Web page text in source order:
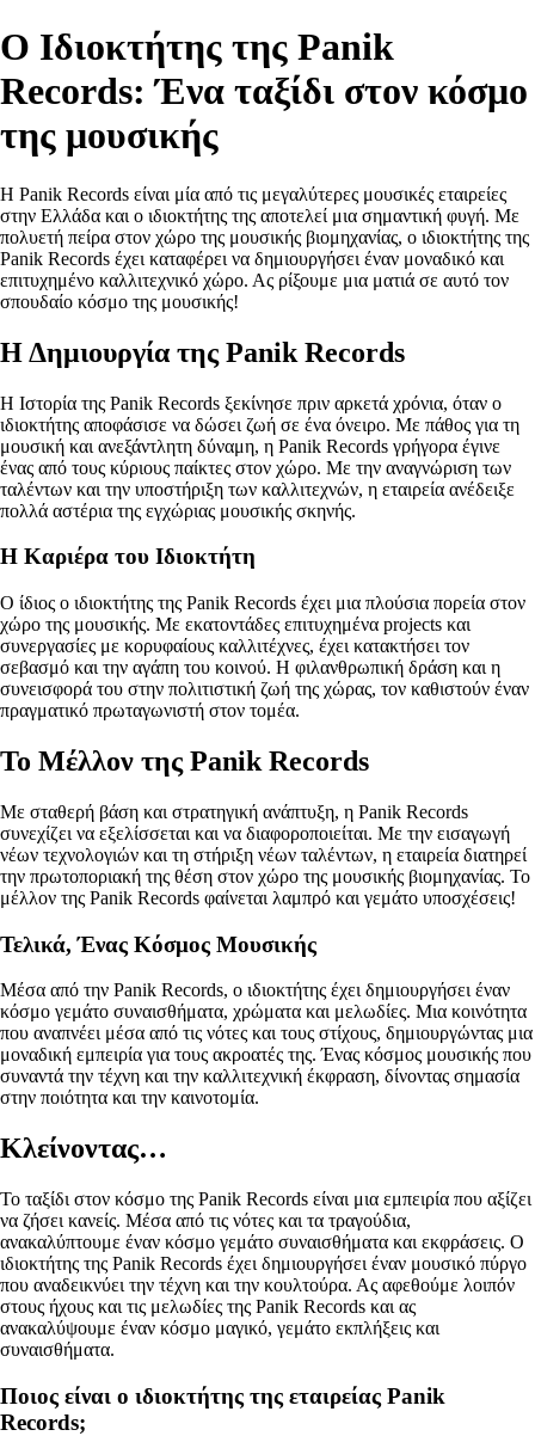
Ο Ιδιοκτήτης της Panik
Records: Ένα ταξίδι στον κόσμο
της μουσικής
Η Panik Records είναι μία από τις μεγαλύτερες μουσικές εταιρείες
στην Ελλάδα και ο ιδιοκτήτης της αποτελεί μια σημαντική φυγή. Με
πολυετή πείρα στον χώρο της μουσικής βιομηχανίας, ο ιδιοκτήτης της
Panik Records έχει καταφέρει να δημιουργήσει έναν μοναδικό και
επιτυχημένο καλλιτεχνικό χώρο. Ας ρίξουμε μια ματιά σε αυτό τον
σπουδαίο κόσμο της μουσικής!
Η Δημιουργία της Panik Records
Η Ιστορία της Panik Records ξεκίνησε πριν αρκετά χρόνια, όταν ο
ιδιοκτήτης αποφάσισε να δώσει ζωή σε ένα όνειρο. Με πάθος για τη
μουσική και ανεξάντλητη δύναμη, η Panik Records γρήγορα έγινε
ένας από τους κύριους παίκτες στον χώρο. Με την αναγνώριση των
ταλέντων και την υποστήριξη των καλλιτεχνών, η εταιρεία ανέδειξε
πολλά αστέρια της εγχώριας μουσικής σκηνής.
Η Καριέρα του Ιδιοκτήτη
Ο ίδιος ο ιδιοκτήτης της Panik Records έχει μια πλούσια πορεία στον
χώρο της μουσικής. Με εκατοντάδες επιτυχημένα projects και
συνεργασίες με κορυφαίους καλλιτέχνες, έχει κατακτήσει τον
σεβασμό και την αγάπη του κοινού. Η φιλανθρωπική δράση και η
συνεισφορά του στην πολιτιστική ζωή της χώρας, τον καθιστούν έναν
πραγματικό πρωταγωνιστή στον τομέα.
Το Μέλλον της Panik Records
Με σταθερή βάση και στρατηγική ανάπτυξη, η Panik Records
συνεχίζει να εξελίσσεται και να διαφοροποιείται. Με την εισαγωγή
νέων τεχνολογιών και τη στήριξη νέων ταλέντων, η εταιρεία διατηρεί
την πρωτοποριακή της θέση στον χώρο της μουσικής βιομηχανίας. Το
μέλλον της Panik Records φαίνεται λαμπρό και γεμάτο υποσχέσεις!
Τελικά, Ένας Κόσμος Μουσικής
Μέσα από την Panik Records, ο ιδιοκτήτης έχει δημιουργήσει έναν
κόσμο γεμάτο συναισθήματα, χρώματα και μελωδίες. Μια κοινότητα
που αναπνέει μέσα από τις νότες και τους στίχους, δημιουργώντας μια
μοναδική εμπειρία για τους ακροατές της. Ένας κόσμος μουσικής που
συναντά την τέχνη και την καλλιτεχνική έκφραση, δίνοντας σημασία
στην ποιότητα και την καινοτομία.
Κλείνοντας…
Το ταξίδι στον κόσμο της Panik Records είναι μια εμπειρία που αξίζει
να ζήσει κανείς. Μέσα από τις νότες και τα τραγούδια,
ανακαλύπτουμε έναν κόσμο γεμάτο συναισθήματα και εκφράσεις. Ο
ιδιοκτήτης της Panik Records έχει δημιουργήσει έναν μουσικό πύργο
που αναδεικνύει την τέχνη και την κουλτούρα. Ας αφεθούμε λοιπόν
στους ήχους και τις μελωδίες της Panik Records και ας
ανακαλύψουμε έναν κόσμο μαγικό, γεμάτο εκπλήξεις και
συναισθήματα.
Ποιος είναι ο ιδιοκτήτης της εταιρείας Panik
Records;